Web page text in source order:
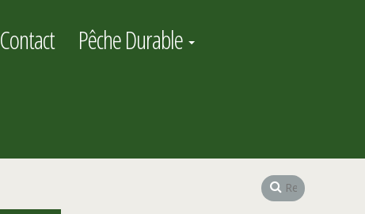
Contact Pêche Durable